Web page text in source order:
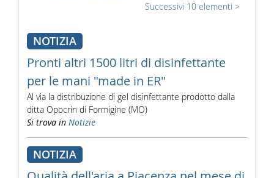
Successivi 10 elementi
NOTIZIA
Pronti altri 1500 litri di disinfettante
per le mani "made in ER"
Al via la distribuzione di gel disinfettante prodotto dalla
ditta Opocrin di Formigine (MO)
Si trova in Notizie
NOTIZIA